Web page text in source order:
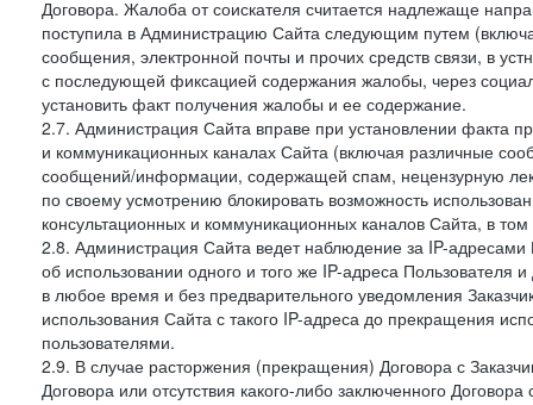
Договора. Жалоба от соискателя считается надлежаще
поступила в Администрацию Сайта следующим путем
сообщения, электронной почты и прочих средств связи, в
с последующей фиксацией содержания жалобы, через
установить факт получения жалобы и ее содержание.
2.7. Администрация Сайта вправе при установлении факта
и коммуникационных каналах Сайта (включая различные
сообщений/информации, содержащей спам, нецензурную
по своему усмотрению блокировать возможность
консультационных и коммуникационных каналов Сайта, в
2.8. Администрация Сайта ведет наблюдение за IP-
об использовании одного и того же IP-адреса Пользователя
в любое время и без предварительного уведомления
использования Сайта с такого IP-адреса до прекращения
пользователями.
2.9. В случае расторжения (прекращения) Договора с
Договора или отсутствия какого-либо заключенного